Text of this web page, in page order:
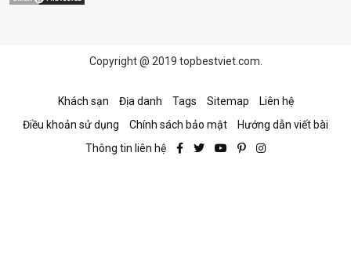
Copyright @ 2019 topbestviet.com.
Khách sạn Địa danh Tags Sitemap
Liên hệ
Điều khoản sử dụng
Chính sách bảo mật
Hướng dẫn viết bài
Thông tin liên hệ